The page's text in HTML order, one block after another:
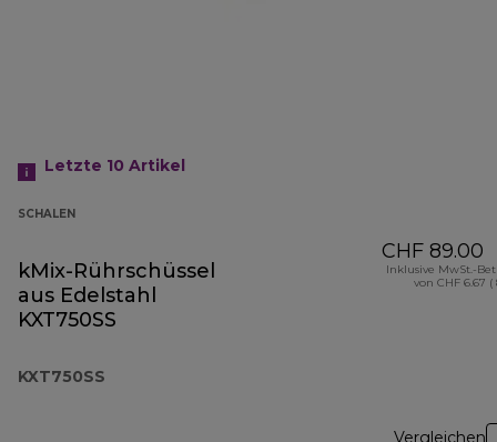
Letzte 10 Artikel
SCHALEN
kMix-Rührschüssel
aus Edelstahl
KXT750SS
KXT750SS
CHF 89.00
Inklusive MwSt.-
von CHF 6.67 (